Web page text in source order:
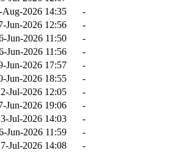
Aug-2026 14:35
-
Jun-2026 12:56
-
Jun-2026 11:50
-
Jun-2026 11:56
-
Jun-2026 17:57
-
Jun-2026 18:55
-
Jul-2026 12:05
-
Jun-2026 19:06
-
Jul-2026 14:03
-
Jun-2026 11:59
-
Jul-2026 14:08
-